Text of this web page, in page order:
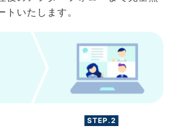
いたします。
STEP.2